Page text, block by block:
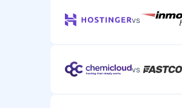
vs
vs